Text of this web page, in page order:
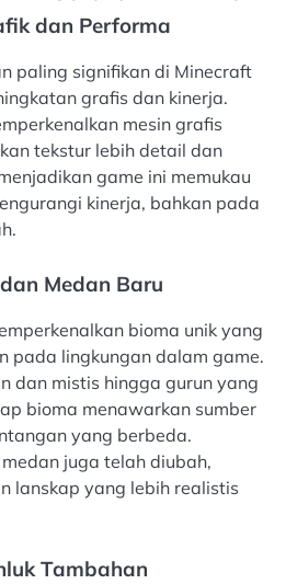
dan Performa
paling signifikan di Minecraft
grafis dan kinerja.
mesin grafis
tekstur lebih detail dan
game ini memukau
kinerja, bahkan pada
Medan Baru
bioma unik yang
pada lingkungan dalam game.
dan mistis hingga gurun yang
bioma menawarkan sumber
yang berbeda.
juga telah diubah,
lanskap yang lebih realistis
Tambahan